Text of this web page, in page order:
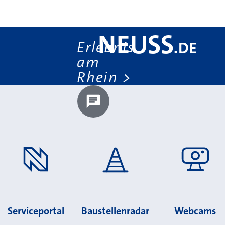
Erlebnis
am
Rhein
NEUSS.DE
Chatbot laden?
Serviceportal Baustellenradar Webcams